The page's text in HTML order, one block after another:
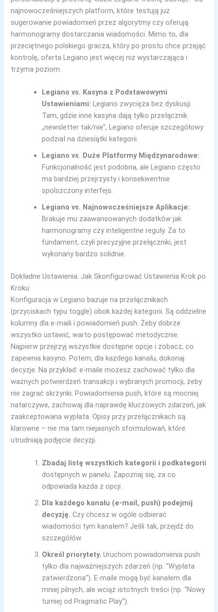
najnowocześniejszych platform, które testują już
sugerowanie powiadomień przez algorytmy czy oferują
harmonogramy dostarczania wiadomości. Mimo to, dla
przeciętnego polskiego gracza, który po prostu chce przejąć
kontrolę, oferta Legiano jest więcej niż wystarczająca i
trzyma poziom.
Legiano vs. Kasyna z Podstawowymi
Ustawieniami: Legiano zwycięża bez dyskusji.
Tam, gdzie inne kasyna dają tylko przełącznik
„newsletter tak/nie”, Legiano oferuje szczegółowy
podział na dziesiątki kategorii.
Legiano vs. Duże Platformy Międzynarodowe:
Funkcjonalność jest podobna, ale Legiano często
ma bardziej przejrzysty i konsekwentnie
spolszczony interfejs.
Legiano vs. Najnowocześniejsze Aplikacje:
Brakuje mu zaawansowanych dodatków jak
harmonogramy czy inteligentne reguły. Za to
fundament, czyli precyzyjne przełączniki, jest
wykonany bardzo solidnie.
Dokładne Ustawienia: Jak Skonfigurować Ustawienia Krok po
Kroku
Konfiguracja w Legiano bazuje na przełącznikach
(przyciskach typu toggle) obok każdej kategorii. Są oddzielne
kolumny dla e-maili i powiadomień push. Żeby dobrze
wszystko ustawić, warto postępować metodycznie.
Najpierw przejrzyj wszystkie dostępne opcje i zobacz, co
zapewnia kasyno. Potem, dla każdego kanału, dokonaj
decyzje. Na przykład: e-maile możesz zachować tylko dla
ważnych potwierdzeń transakcji i wybranych promocji, żeby
nie zagrać skrzynki. Powiadomienia push, które są mocniej
natarczywe, zachowaj dla naprawdę kluczowych zdarzeń, jak
zaakceptowana wypłata. Opisy przy przełącznikach są
klarowne – nie ma tam niejasnych sformułowań, które
utrudniają podjęcie decyzji.
Zbadaj listę wszystkich kategorii i podkategorii
dostępnych w panelu. Zapoznaj się, za co
odpowiada każda z opcji.
Dla każdego kanału (e-mail, push) podejmij
decyzję. Czy chcesz w ogóle odbierać
wiadomości tym kanałem? Jeśli tak, przejdź do
szczegółów.
Określ priorytety. Uruchom powiadomienia push
tylko dla najważniejszych zdarzeń (np. “Wypłata
zatwierdzona”). E-maile mogą być kanałem dla
mniej pilnych, ale wciąż istotnych treści (np. “Nowy
turniej od Pragmatic Play”).